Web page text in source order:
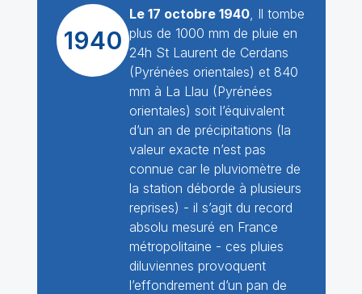
1940
Le 17 octobre 1940, Il tombe
plus de 1000 mm de pluie en
24h St Laurent de Cerdans
(Pyrénées orientales) et 840
mm à La Llau (Pyrénées
orientales) soit l’équivalent
d’un an de précipitations (la
valeur exacte n’est pas
connue car le pluviomètre de
la station déborde à plusieurs
reprises) - il s’agit du record
absolu mesuré en France
métropolitaine - ces pluies
diluviennes provoquent
l’effondrement d’un pan de